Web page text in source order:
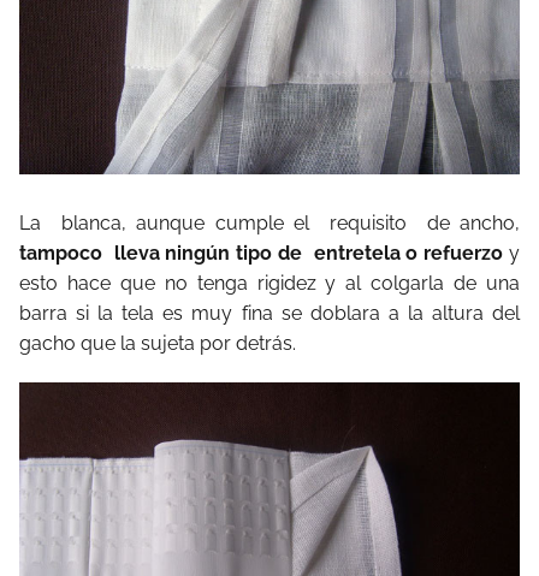
La blanca, aunque cumple el requisito de ancho,
tampoco lleva ningún tipo de entretela o refuerzo y
esto hace que no tenga rigidez y al colgarla de una
barra si la tela es muy fina se doblara a la altura del
gacho que la sujeta por detrás.